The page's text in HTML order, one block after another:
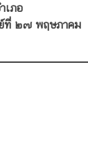
เภอ
ย์ที่ ๒๗ พฤษภาคม